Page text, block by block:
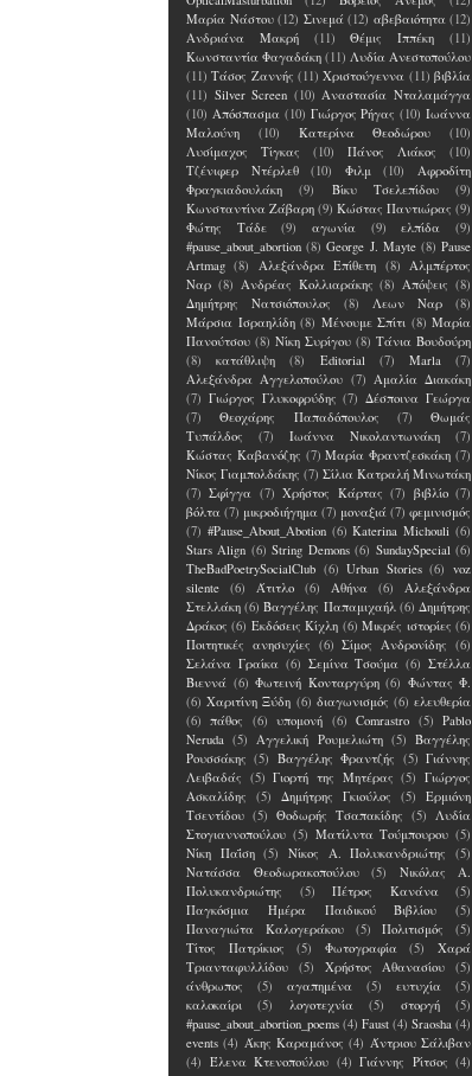
Μαρία Νάστου (12) Σινεμά (12) αβεβαιότητα (12)
Ανδριάνα Μακρή
(11) Θέμις Ιππέκη
(11)
Κωνσταντία Φαγαδάκη (11) Λυδία Ανεστοπούλου
(11) Τάσος Ζαννής (11) Χριστούγεννα (11) βιβλία
(11) Silver Screen (10) Αναστασία Νταλαμάγγα
(10) Απόσπασμα (10) Γιώργος Ρήγας (10) Ιωάννα
Μαλούνη
(10) Κατερίνα Θεοδώρου
(10)
Λυσίμαχος Τίγκας
(10) Πάνος Λιάκος
(10)
Τζένιφερ Ντέρλεθ
(10) Φιλμ (10)
Αφροδίτη
Φραγκιαδουλάκη
(9) Βίκυ Τσελεπίδου
(9)
Κωνσταντίνα Ζάβαρη (9) Κώστας Παντιώρας (9)
Φώτης Τάδε
(9) αγωνία (9) ελπίδα
(9)
#pause_about_abortion (8) George J. Mayte (8) Pause
Artmag (8) Αλεξάνδρα Επίθετη (8) Αλμπέρτος
Ναρ (8) Ανδρέας Κολλιαράκης (8) Απόψεις (8)
Δημήτρης Νατσιόπουλος
(8) Λεων Ναρ
(8)
Μάρσια Ισραηλίδη (8) Μένουμε Σπίτι (8) Μαρία
Πανούτσου (8) Νίκη Συρίγου (8) Τάνια Βουδούρη
(8)
κατάθλιψη (8) Editorial (7) Marla
(7)
Αλεξάνδρα Αγγελοπούλου (7) Αμαλία Διακάκη
(7) Γιώργος Γλυκοφρύδης (7) Δέσποινα Γεώργα
(7)
Θεοχάρης Παπαδόπουλος (7)
Θωμάς
Τυπάλδος
(7) Ιωάννα Νικολαντωνάκη
(7)
Κώστας Καβανόζης (7) Μαρία Φραντζεσκάκη (7)
Νίκος Γιαμπολδάκης (7) Σίλια Κατραλή Μινωτάκη
(7) Σφίγγα (7) Χρήστος Κάρτας (7) βιβλίο (7)
βόλτα (7) μικροδιήγημα (7) μοναξιά (7) φεμινισμός
(7) #Pause_About_Abotion (6) Katerina Michouli (6)
Stars Align (6) String Demons (6) SundaySpecial (6)
TheBadPoetrySocialClub (6) Urban Stories (6) voz
silente
(6) Άτιτλο (6) Αθήνα (6)
Αλεξάνδρα
Στελλάκη (6) Βαγγέλης Παπαμιχαήλ (6) Δημήτρης
Δράκος (6) Εκδόσεις Κίχλη (6) Μικρές ιστορίες (6)
Ποιτητικές ανησυχίες (6) Σίμος Ανδρονίδης (6)
Σελάνα Γραίκα (6) Σεμίνα Τσούμα (6) Στέλλα
Βιεννά (6) Φωτεινή Κονταργύρη (6) Φώντας Φ.
(6) Χαριτίνη Ξύδη (6) διαγωνισμός (6) ελευθερία
(6)
πάθος (6) υπομονή (6) Comrastro (5) Pablo
Neruda (5) Αγγελική Ρουμελιώτη (5) Βαγγέλης
Ρουσσάκης (5) Βαγγέλης Φραντζής (5) Γιάννης
Λειβαδάς (5) Γιορτή της Μητέρας (5) Γιώργος
Ασκαλίδης
(5) Δημήτρης Γκιούλος (5)
Ερμιόνη
Τσεντίδου (5) Θοδωρής Τσαπακίδης (5) Λυδία
Στογιαννοπούλου (5) Ματίλντα Τούμπουρου (5)
Νίκη Παΐση (5) Νίκος Α. Πολυκανδριώτης
(5)
Νατάσσα Θεοδωρακοπούλου
(5)
Νικόλας Α.
Πολυκανδριώτης
(5) Πέτρος Κανάνα
(5)
Παγκόσμια Ημέρα Παιδικού Βιβλίου
(5)
Παναγιώτα Καλογεράκου
(5) Πολιτισμός
(5)
Τίτος Πατρίκιος
(5) Φωτογραφία (5)
Χαρά
Τριανταφυλλίδου
(5) Χρήστος Αθανασίου
(5)
άνθρωπος
(5) αγαπημένα (5) ευτυχία
(5)
καλοκαίρι
(5) λογοτεχνία (5) στοργή
(5)
#pause_about_abortion_poems (4) Faust (4) Sraosha (4)
events (4) Άκης Καραμάνος (4) Άντριου Σάλιβαν
(4) Έλενα Kτενοπούλου (4) Γιάννης Ρίτσος (4)